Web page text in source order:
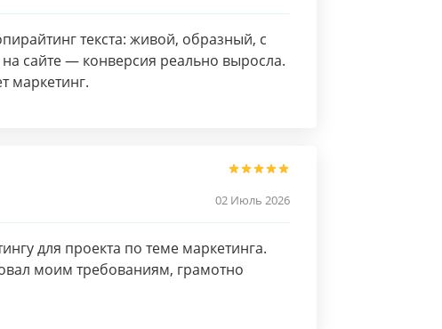
текста: живой, образный, с
сайте — конверсия реально выросла.
маркетинг.
02 Июль 2026
для проекта по теме маркетинга.
моим требованиям, грамотно